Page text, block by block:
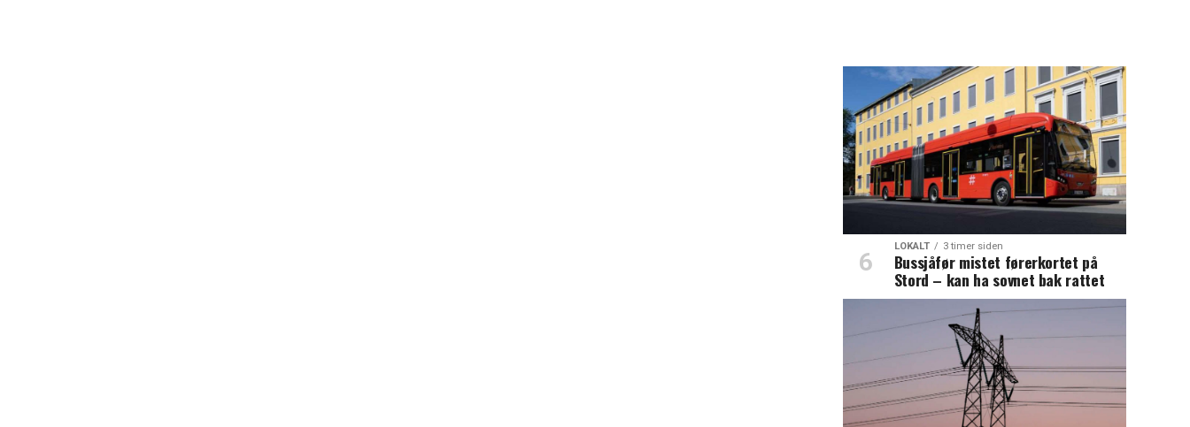
LOKALT 3 timer siden
Bussjåfør mistet førerkortet på
Stord – kan ha sovnet bak rattet